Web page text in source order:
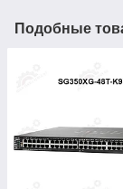
Подобные